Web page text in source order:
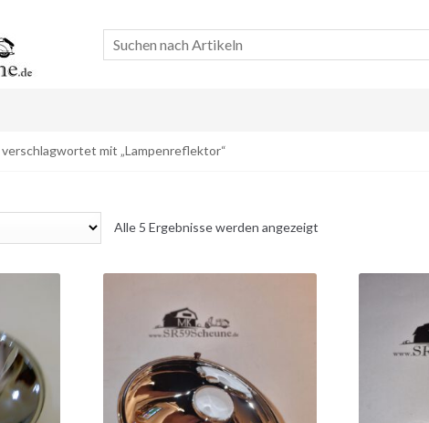
mit „Lampenreflektor“
Alle 5 Ergebnisse werden angezeigt